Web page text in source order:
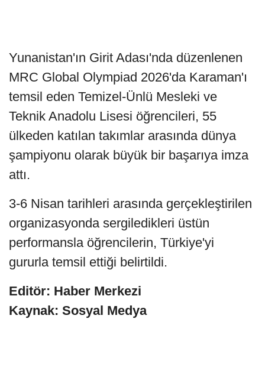
Yunanistan'ın Girit Adası'nda düzenlenen
MRC Global Olympiad 2026'da Karaman'ı
temsil eden Temizel-Ünlü Mesleki ve
Teknik Anadolu Lisesi öğrencileri, 55
ülkeden katılan takımlar arasında dünya
şampiyonu olarak büyük bir başarıya imza
attı.
3-6 Nisan tarihleri arasında gerçekleştirilen
organizasyonda sergiledikleri üstün
performansla öğrencilerin, Türkiye'yi
gururla temsil ettiği belirtildi.
Editör: Haber Merkezi
Kaynak: Sosyal Medya